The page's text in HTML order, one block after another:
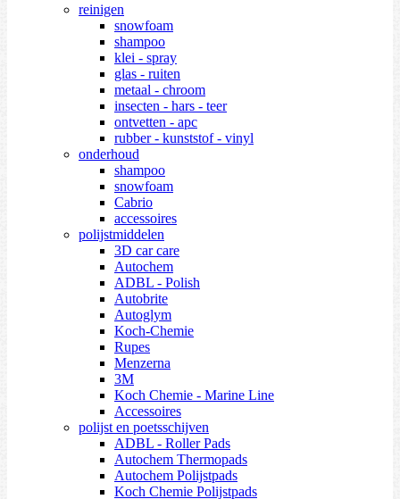
reinigen
snowfoam
shampoo
klei - spray
glas - ruiten
metaal - chroom
insecten - hars - teer
ontvetten - apc
rubber - kunststof - vinyl
onderhoud
shampoo
snowfoam
Cabrio
accessoires
polijstmiddelen
3D car care
Autochem
ADBL - Polish
Autobrite
Autoglym
Koch-Chemie
Rupes
Menzerna
3M
Koch Chemie - Marine Line
Accessoires
polijst en poetsschijven
ADBL - Roller Pads
Autochem Thermopads
Autochem Polijstpads
Koch Chemie Polijstpads